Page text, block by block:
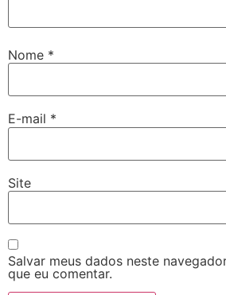
Nome *
E-mail *
Site
Salvar meus dados neste
que eu comentar.